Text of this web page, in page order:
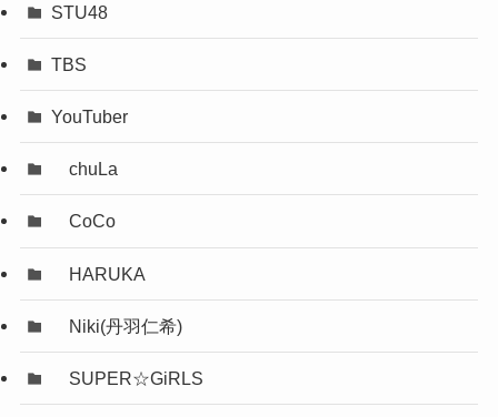
STU48
TBS
YouTuber
chuLa
CoCo
HARUKA
Niki(丹羽仁希)
SUPER☆GiRLS